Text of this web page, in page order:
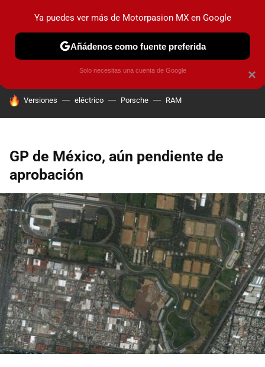
PRUEBAS INDUSTRIA HOY NO CIRCULA
HOY SE HABLA DE
Versiones eléctrico Porsche RAM
GP de México, aún pendiente de
aprobación
×
Ya puedes ver más de Motorpasion MX en Google
Añádenos como fuente preferida
Solo necesitas una cuenta de Google